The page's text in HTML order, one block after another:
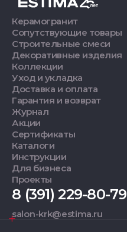
Керамогранит
Сопутствующие товары
Строительные смеси
Декоративные изделия
Коллекции
Уход и укладка
Доставка и оплата
Гарантия и возврат
Журнал
Акции
Сертификаты
Каталоги
Инструкции
Для бизнеса
Проекты
8 (391) 229-80-79
salon-krk@estima.ru